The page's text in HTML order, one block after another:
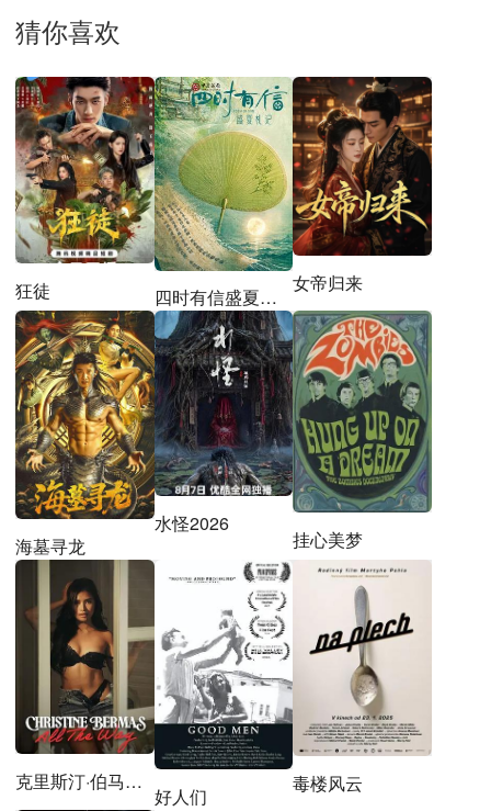
猜你喜欢
狂徒 四时有信盛夏札记
女帝归来
海墓寻龙
水怪2026
挂心美梦
克里斯汀·伯马斯：自始至终
好人们
毒楼风云